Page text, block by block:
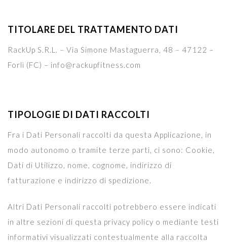
TITOLARE DEL TRATTAMENTO DATI
RackUp S.R.L. – Via Simone Mastaguerra, 48 – 47122 –
Forlì (FC) – info@rackupfitness.com
TIPOLOGIE DI DATI RACCOLTI
Fra i Dati Personali raccolti da questa Applicazione, in
modo autonomo o tramite terze parti, ci sono: Cookie,
Dati di Utilizzo, nome, cognome, indirizzo di
fatturazione e indirizzo di spedizione.
Altri Dati Personali raccolti potrebbero essere indicati
in altre sezioni di questa privacy policy o mediante testi
informativi visualizzati contestualmente alla raccolta